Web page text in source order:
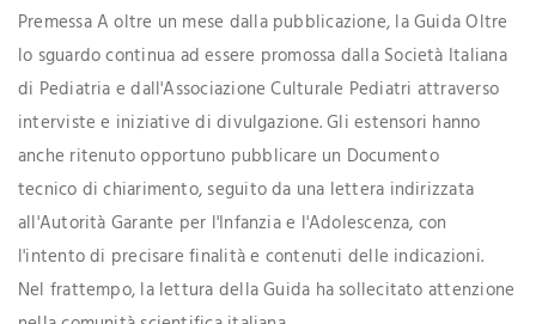
Premessa A oltre un mese dalla pubblicazione, la Guida Oltre
lo sguardo continua ad essere promossa dalla Società Italiana
di Pediatria e dall'Associazione Culturale Pediatri attraverso
interviste e iniziative di divulgazione. Gli estensori hanno
anche ritenuto opportuno pubblicare un Documento
tecnico di chiarimento, seguito da una lettera indirizzata
all'Autorità Garante per l'Infanzia e l'Adolescenza, con
l'intento di precisare finalità e contenuti delle indicazioni.
Nel frattempo, la lettura della Guida ha sollecitato attenzione